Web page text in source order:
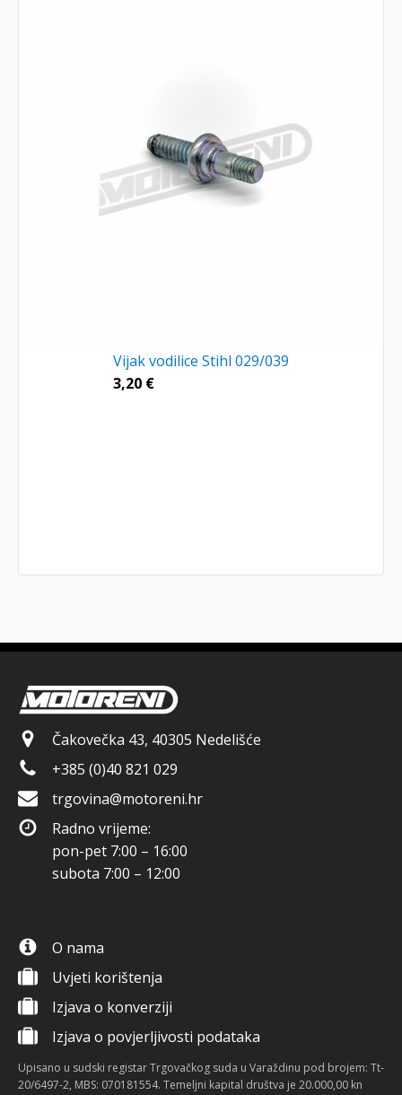
Vijak vodilice Stihl 029/039
3,20 €
Čakovečka 43, 40305 Nedelišće
+385 (0)40 821 029
trgovina@motoreni.hr
Radno vrijeme:
pon-pet 7:00 – 16:00
subota 7:00 – 12:00
O nama
Uvjeti korištenja
Izjava o konverziji
Izjava o povjerljivosti podataka
Upisano u sudski registar Trgovačkog suda u Varaždinu pod brojem: Tt-
20/6497-2, MBS: 070181554. Temeljni kapital društva je 20.000,00 kn